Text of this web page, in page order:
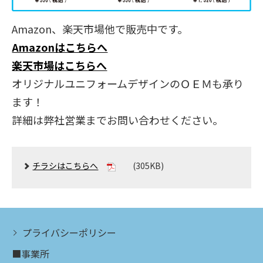
Amazon、楽天市場他で販売中です。
Amazonはこちらへ
楽天市場はこちらへ
オリジナルユニフォームデザインのＯＥＭも承り
ます！
詳細は弊社営業までお問い合わせください。
チラシはこちらへ (305KB)
プライバシーポリシー
■事業所